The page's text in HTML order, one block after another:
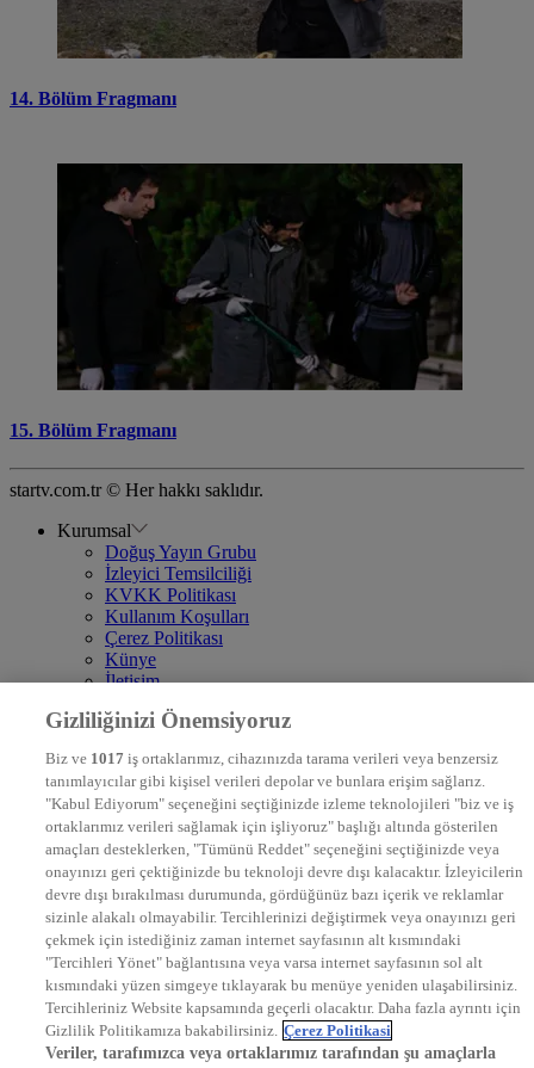
14. Bölüm Fragmanı
15. Bölüm Fragmanı
startv.com.tr © Her hakkı saklıdır.
Kurumsal
Doğuş Yayın Grubu
İzleyici Temsilciliği
KVKK Politikası
Kullanım Koşulları
Çerez Politikası
Künye
İletişim
DYG Televizyonlar
STAR
EURO STAR
KRAL POP TV
DYG Radyolar
NTV RADYO
KRAL FM
KRAL POP
EKSEN
VOYAGE
DYG Dijital
ntv.com.tr
ntvspor.net
secim.ntv.com.tr
startv.com.tr
Gizliliğinizi Önemsiyoruz
Biz ve 1017 iş ortaklarımız, cihazınızda tarama verileri veya benzersiz
tanımlayıcılar gibi kişisel verileri depolar ve bunlara erişim sağlarız.
"Kabul Ediyorum" seçeneğini seçtiğinizde izleme teknolojileri "biz ve iş
ortaklarımız verileri sağlamak için işliyoruz" başlığı altında gösterilen
amaçları desteklerken, "Tümünü Reddet" seçeneğini seçtiğinizde veya
onayınızı geri çektiğinizde bu teknoloji devre dışı kalacaktır. İzleyicilerin
devre dışı bırakılması durumunda, gördüğünüz bazı içerik ve reklamlar
sizinle alakalı olmayabilir. Tercihlerinizi değiştirmek veya onayınızı geri
çekmek için istediğiniz zaman internet sayfasının alt kısmındaki
"Tercihleri Yönet" bağlantısına veya varsa internet sayfasının sol alt
kısmındaki yüzen simgeye tıklayarak bu menüye yeniden ulaşabilirsiniz.
Tercihleriniz Website kapsamında geçerli olacaktır. Daha fazla ayrıntı için
Gizlilik Politikamıza bakabilirsiniz. Çerez Politikasi
Veriler, tarafımızca veya ortaklarımız tarafından şu amaçlarla